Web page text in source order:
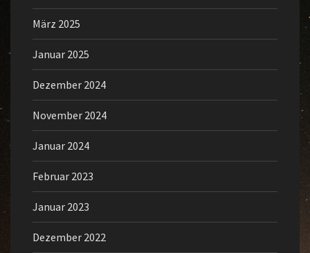
März 2025
Januar 2025
Dezember 2024
November 2024
Januar 2024
Februar 2023
Januar 2023
Dezember 2022